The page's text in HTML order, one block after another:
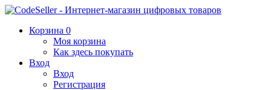
Корзина 0
Моя корзина
Как здесь покупать
Вход
Вход
Регистрация